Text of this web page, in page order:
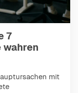
7
wahren
mit